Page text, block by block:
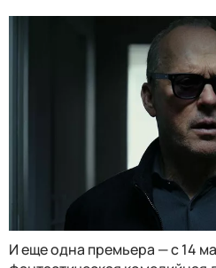
И еще одна премьера — с 14